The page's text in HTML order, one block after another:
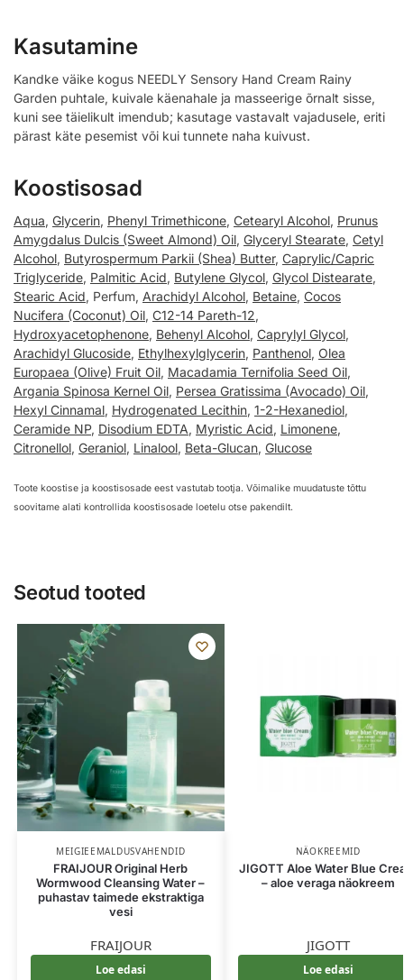
Kasutamine
Kandke väike kogus NEEDLY Sensory Hand Cream Rainy
Garden puhtale, kuivale käenahale ja masseerige õrnalt sisse,
kuni see täielikult imendub; kasutage vastavalt vajadusele, eriti
pärast käte pesemist või kui tunnete naha kuivust.
Koostisosad
Aqua, Glycerin, Phenyl Trimethicone, Cetearyl Alcohol, Prunus
Amygdalus Dulcis (Sweet Almond) Oil, Glyceryl Stearate, Cetyl
Alcohol, Butyrospermum Parkii (Shea) Butter, Caprylic/Capric
Triglyceride, Palmitic Acid, Butylene Glycol, Glycol Distearate,
Stearic Acid, Perfum, Arachidyl Alcohol, Betaine, Cocos
Nucifera (Coconut) Oil, C12-14 Pareth-12,
Hydroxyacetophenone, Behenyl Alcohol, Caprylyl Glycol,
Arachidyl Glucoside, Ethylhexylglycerin, Panthenol, Olea
Europaea (Olive) Fruit Oil, Macadamia Ternifolia Seed Oil,
Argania Spinosa Kernel Oil, Persea Gratissima (Avocado) Oil,
Hexyl Cinnamal, Hydrogenated Lecithin, 1-2-Hexanediol,
Ceramide NP, Disodium EDTA, Myristic Acid, Limonene,
Citronellol, Geraniol, Linalool, Beta-Glucan, Glucose
Toote koostise ja koostisosade eest vastutab tootja. Võimalike muudatuste tõttu
soovitame alati kontrollida koostisosade loetelu otse pakendilt.
Seotud tooted
MEIGIEEMALDUSVAHENDID
FRAIJOUR Original Herb
Wormwood Cleansing Water –
puhastav taimede ekstraktiga
vesi
FRAIJOUR
Loe edasi
NÄOKREEMID
JIGOTT Aloe Water Blue
– aloe veraga näokreem
JIGOTT
Loe edasi